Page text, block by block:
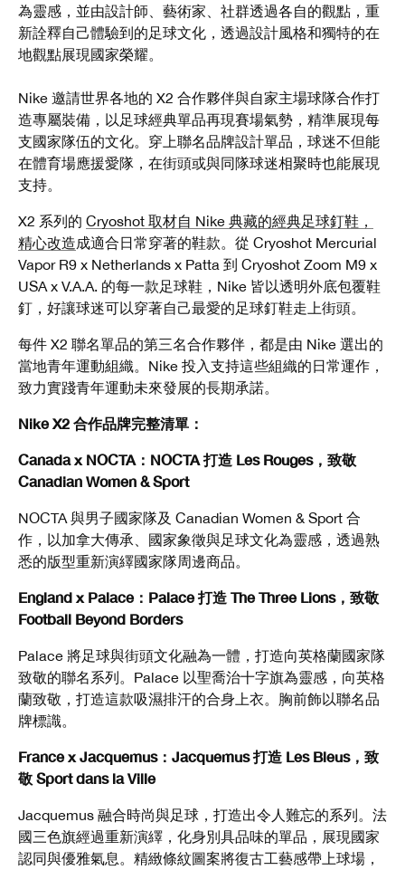
為靈感，並由設計師、藝術家、社群透過各自的觀點，重
新詮釋自己體驗到的足球文化，透過設計風格和獨特的在
地觀點展現國家榮耀。
Nike 邀請世界各地的 X2 合作夥伴與自家主場球隊合作打
造專屬裝備，以足球經典單品再現賽場氣勢，精準展現每
支國家隊伍的文化。穿上聯名品牌設計單品，球迷不但能
在體育場應援愛隊，在街頭或與同隊球迷相聚時也能展現
支持。
X2 系列的 Cryoshot 取材自 Nike 典藏的經典足球釘鞋，
精心改造成適合日常穿著的鞋款。從 Cryoshot Mercurial
Vapor R9 x Netherlands x Patta 到 Cryoshot Zoom M9 x
USA x V.A.A. 的每一款足球鞋，Nike 皆以透明外底包覆鞋
釘，好讓球迷可以穿著自己最愛的足球釘鞋走上街頭。
每件 X2 聯名單品的第三名合作夥伴，都是由 Nike 選出的
當地青年運動組織。Nike 投入支持這些組織的日常運作，
致力實踐青年運動未來發展的長期承諾。
Nike X2 合作品牌完整清單：
Canada x NOCTA：NOCTA 打造 Les Rouges，致敬
Canadian Women & Sport
NOCTA 與男子國家隊及 Canadian Women & Sport 合
作，以加拿大傳承、國家象徵與足球文化為靈感，透過熟
悉的版型重新演繹國家隊周邊商品。
England x Palace：Palace 打造 The Three Lions，致敬
Football Beyond Borders
Palace 將足球與街頭文化融為一體，打造向英格蘭國家隊
致敬的聯名系列。Palace 以聖喬治十字旗為靈感，向英格
蘭致敬，打造這款吸濕排汗的合身上衣。胸前飾以聯名品
牌標識。
France x Jacquemus：Jacquemus 打造 Les Bleus，致
敬 Sport dans la Ville
Jacquemus 融合時尚與足球，打造出令人難忘的系列。法
國三色旗經過重新演繹，化身別具品味的單品，展現國家
認同與優雅氣息。精緻條紋圖案將復古工藝感帶上球場，